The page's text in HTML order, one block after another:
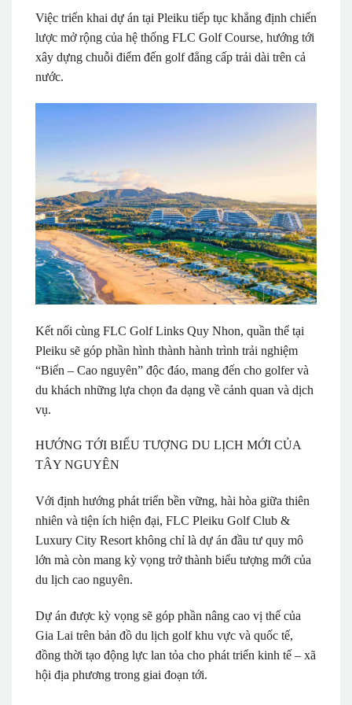
Việc triển khai dự án tại Pleiku tiếp tục khẳng định chiến
lược mở rộng của hệ thống FLC Golf Course, hướng tới
xây dựng chuỗi điểm đến golf đẳng cấp trải dài trên cả
nước.
Kết nối cùng FLC Golf Links Quy Nhon, quần thể tại
Pleiku sẽ góp phần hình thành hành trình trải nghiệm
“Biển – Cao nguyên” độc đáo, mang đến cho golfer và
du khách những lựa chọn đa dạng về cảnh quan và dịch
vụ.
HƯỚNG TỚI BIỂU TƯỢNG DU LỊCH MỚI CỦA
TÂY NGUYÊN
Với định hướng phát triển bền vững, hài hòa giữa thiên
nhiên và tiện ích hiện đại, FLC Pleiku Golf Club &
Luxury City Resort không chỉ là dự án đầu tư quy mô
lớn mà còn mang kỳ vọng trở thành biểu tượng mới của
du lịch cao nguyên.
Dự án được kỳ vọng sẽ góp phần nâng cao vị thế của
Gia Lai trên bản đồ du lịch golf khu vực và quốc tế,
đồng thời tạo động lực lan tỏa cho phát triển kinh tế – xã
hội địa phương trong giai đoạn tới.